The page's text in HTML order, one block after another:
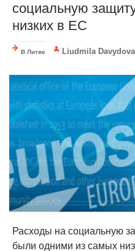
социальную
низких в ЕС
В Литве Liudmila Davydova
Расходы на социальную
были одними из самых